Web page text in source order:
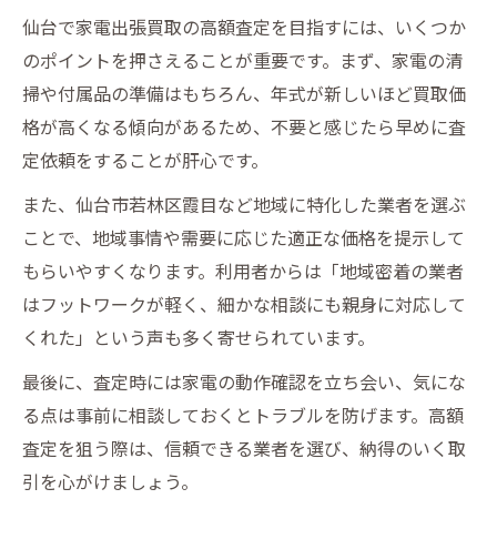
仙台で家電出張買取の高額査定を目指すには、いくつか
のポイントを押さえることが重要です。まず、家電の清
掃や付属品の準備はもちろん、年式が新しいほど買取価
格が高くなる傾向があるため、不要と感じたら早めに査
定依頼をすることが肝心です。
また、仙台市若林区霞目など地域に特化した業者を選ぶ
ことで、地域事情や需要に応じた適正な価格を提示して
もらいやすくなります。利用者からは「地域密着の業者
はフットワークが軽く、細かな相談にも親身に対応して
くれた」という声も多く寄せられています。
最後に、査定時には家電の動作確認を立ち会い、気にな
る点は事前に相談しておくとトラブルを防げます。高額
査定を狙う際は、信頼できる業者を選び、納得のいく取
引を心がけましょう。